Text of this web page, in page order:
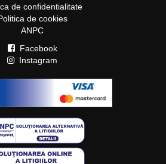
de confidentialitate
de cookies
ANPC
Facebook
Instagram